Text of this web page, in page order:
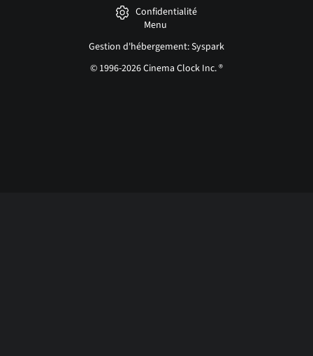
Confidentialité
Menu
Gestion d'hébergement: Syspark
© 1996-2026 Cinema Clock Inc. ®